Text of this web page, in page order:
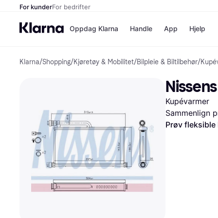
For kunderFor bedrifter
Oppdag Klarna
Betal nå
Betal i 3 deler
Betal innen
Finansiering
Vipps
Handle
Butikker
kicks.no
App Hjelp
Klarna/Shopping/Kjøretøy & Mobilitet/Bilpleie & Biltilbehør/
Kupévarmer
Sammenlign
Prøv